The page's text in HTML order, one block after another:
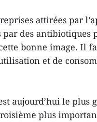
attirées par
par des
bonne image. Il
et de
aujourd’hui le plus
plus